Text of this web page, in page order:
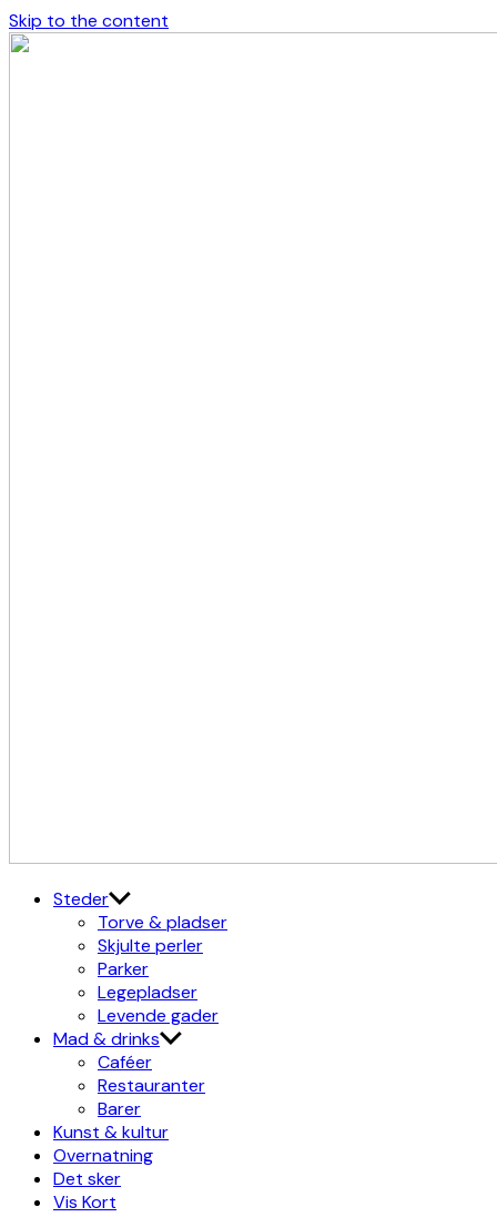
Skip to the content
Steder
Torve & pladser
Skjulte perler
Parker
Legepladser
Levende gader
Mad & drinks
Caféer
Restauranter
Barer
Kunst & kultur
Overnatning
Det sker
Vis Kort